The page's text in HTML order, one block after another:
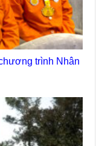
trình Nhân